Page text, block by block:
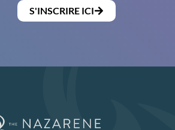
S'INSCRIRE ICI